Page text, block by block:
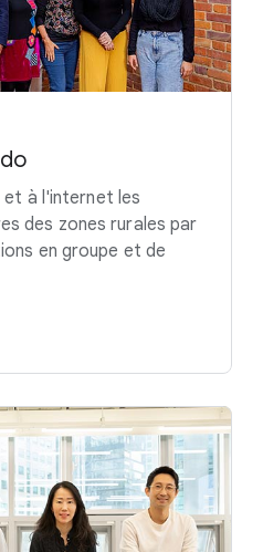
à l'internet les
des zones rurales par
en groupe et de